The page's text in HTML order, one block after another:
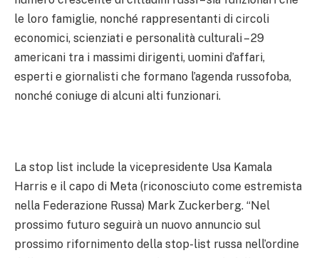
le loro famiglie, nonché rappresentanti di circoli
economici, scienziati e personalità culturali – 29
americani tra i massimi dirigenti, uomini d’affari,
esperti e giornalisti che formano l’agenda russofoba,
nonché coniuge di alcuni alti funzionari.
La stop list include la vicepresidente Usa Kamala
Harris e il capo di Meta (riconosciuto come estremista
nella Federazione Russa) Mark Zuckerberg. “Nel
prossimo futuro seguirà un nuovo annuncio sul
prossimo rifornimento della stop-list russa nell’ordine